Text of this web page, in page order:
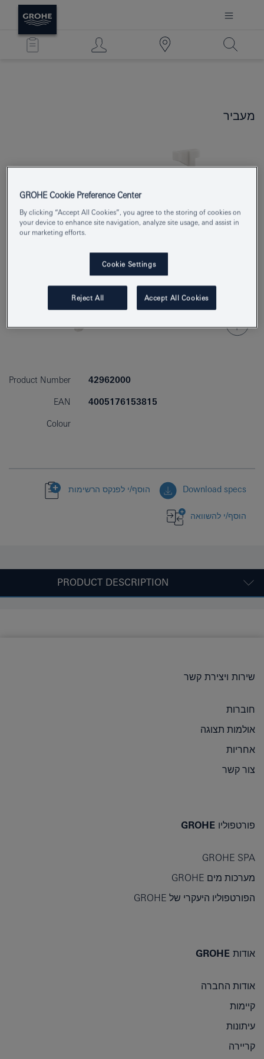
מעביר
Product Number 42962000
EAN 4005176153815
Colour
Download specs הוסף/י לפנקס הרשימות
הוסף/י להשוואה
PRODUCT DESCRIPTION
שירות ויצירת קשר
חוברות
אולמות תצוגה
אחריות
צור קשר
פורטפוליו GROHE
GROHE SPA
מערכות מים GROHE
הפורטפוליו היעקרי של GROHE
אודות GROHE
אודות החברה
קיימות
עיתונות
קריירה
GROHE Cookie Preference Center
By clicking “Accept All Cookies”, you agree to the storing of cookies on
your device to enhance site navigation, analyze site usage, and assist in
our marketing efforts.
Cookie Settings
Reject All Accept All Cookies